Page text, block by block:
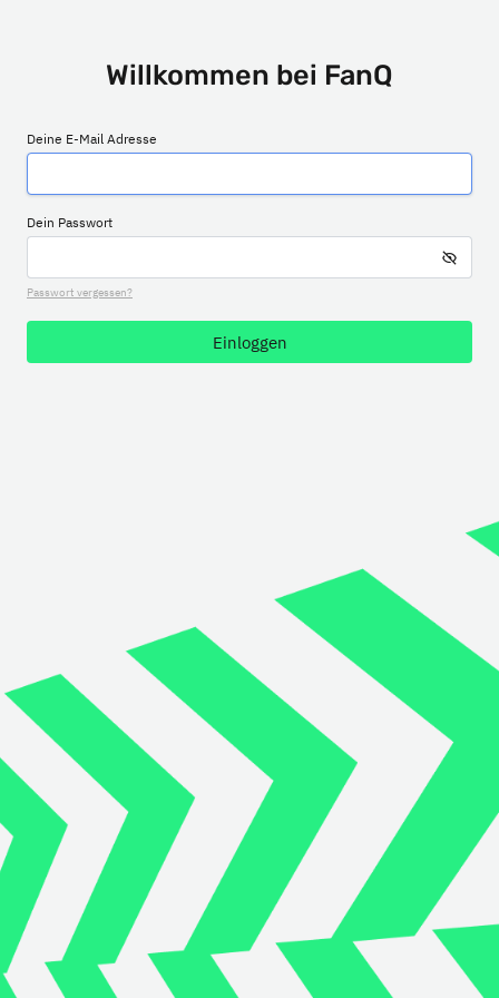
Willkommen bei FanQ
Deine E-Mail Adresse
Dein Passwort
Passwort vergessen?